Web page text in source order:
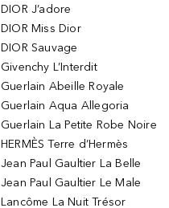
DIOR J’adore
DIOR Miss Dior
DIOR Sauvage
Givenchy L’Interdit
Guerlain Abeille Royale
Guerlain Aqua Allegoria
Guerlain La Petite Robe Noire
HERMÈS Terre d’Hermès
Jean Paul Gaultier La Belle
Jean Paul Gaultier Le Male
Lancôme La Nuit Trésor